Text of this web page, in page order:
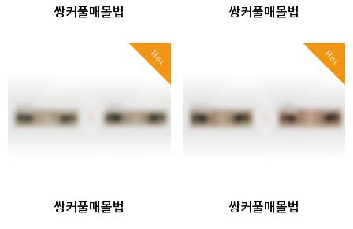
쌍커풀매몰법 쌍커풀매몰법
Hot
쌍커풀매몰법
Hot
쌍커풀매몰법